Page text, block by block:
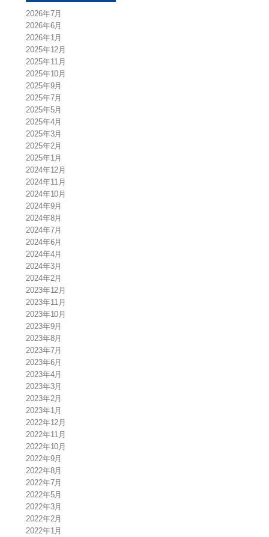
2026年7月
2026年6月
2026年1月
2025年12月
2025年11月
2025年10月
2025年9月
2025年7月
2025年5月
2025年4月
2025年3月
2025年2月
2025年1月
2024年12月
2024年11月
2024年10月
2024年9月
2024年8月
2024年7月
2024年6月
2024年4月
2024年3月
2024年2月
2023年12月
2023年11月
2023年10月
2023年9月
2023年8月
2023年7月
2023年6月
2023年4月
2023年3月
2023年2月
2023年1月
2022年12月
2022年11月
2022年10月
2022年9月
2022年8月
2022年7月
2022年5月
2022年3月
2022年2月
2022年1月